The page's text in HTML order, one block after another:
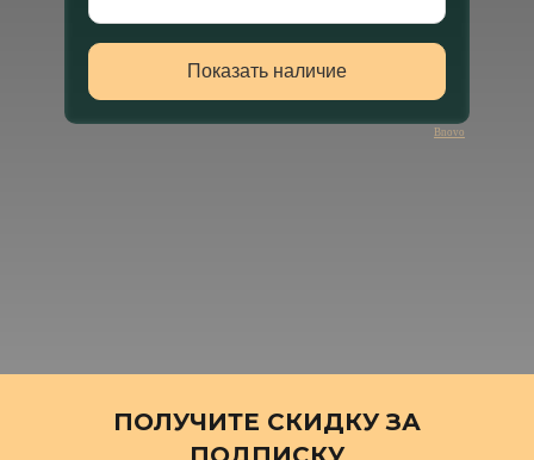
Bnovo
ПОЛУЧИТЕ СКИДКУ ЗА